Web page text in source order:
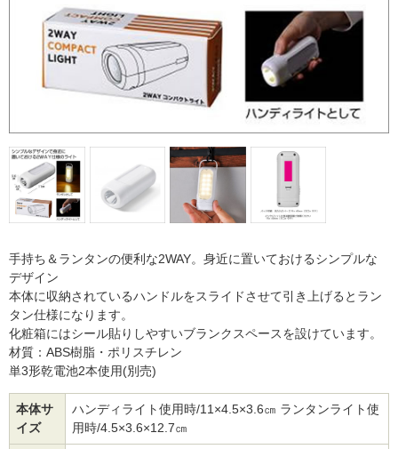
手持ち＆ランタンの便利な2WAY。身近に置いておけるシンプルな
デザイン
本体に収納されているハンドルをスライドさせて引き上げるとラン
タン仕様になります。
化粧箱にはシール貼りしやすいブランクスペースを設けています。
材質：ABS樹脂・ポリスチレン
単3形乾電池2本使用(別売)
本体サ
イズ
ハンディライト使用時/11×4.5×3.6㎝ ランタンライト使
用時/4.5×3.6×12.7㎝